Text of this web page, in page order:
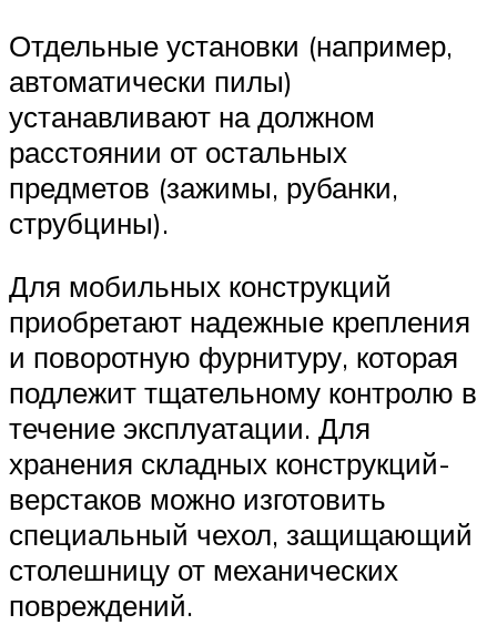
Отдельные установки (например,
автоматически пилы)
устанавливают на должном
расстоянии от остальных
предметов (зажимы, рубанки,
струбцины).
Для мобильных конструкций
приобретают надежные крепления
и поворотную фурнитуру, которая
подлежит тщательному контролю в
течение эксплуатации. Для
хранения складных конструкций-
верстаков можно изготовить
специальный чехол, защищающий
столешницу от механических
повреждений.